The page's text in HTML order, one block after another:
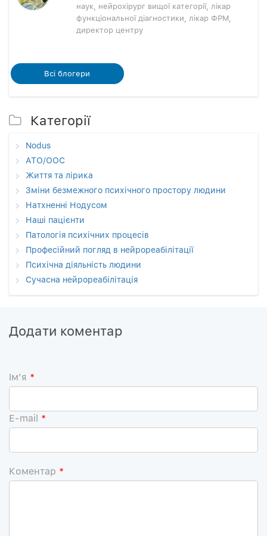
наук, нейрохірург вищої категорії, лікар
функціональної діагностики, лікар ФРМ,
директор центру
Всi блогери
Категорії
Nodus
АТО/ООС
Життя та лірика
Зміни безмежного психічного простору людини
Натхненні Нодусом
Наші пацієнти
Патологія психічних процесів
Професійний погляд в нейрореабілітації
Психічна діяльність людини
Сучасна нейрореабілітація
Додати коментар
Iм’я *
E-mail *
Коментар *